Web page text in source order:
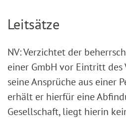
Leitsätze
NV: Verzichtet der
einer GmbH vor Eintritt
seine Ansprüche aus einer
erhält er hierfür eine
Gesellschaft, liegt hierin